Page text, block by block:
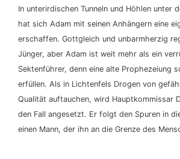
In unterirdischen Tunneln und Höhlen unter
hat sich Adam mit seinen Anhängern eine
erschaffen. Gottgleich und unbarmherzig
Jünger, aber Adam ist weit mehr als ein
Sektenführer, denn eine alte Prophezeiung
erfüllen. Als in Lichtenfels Drogen von
Qualität auftauchen, wird Hauptkommissar
den Fall angesetzt. Er folgt den Spuren in
einen Mann, der ihn an die Grenze des